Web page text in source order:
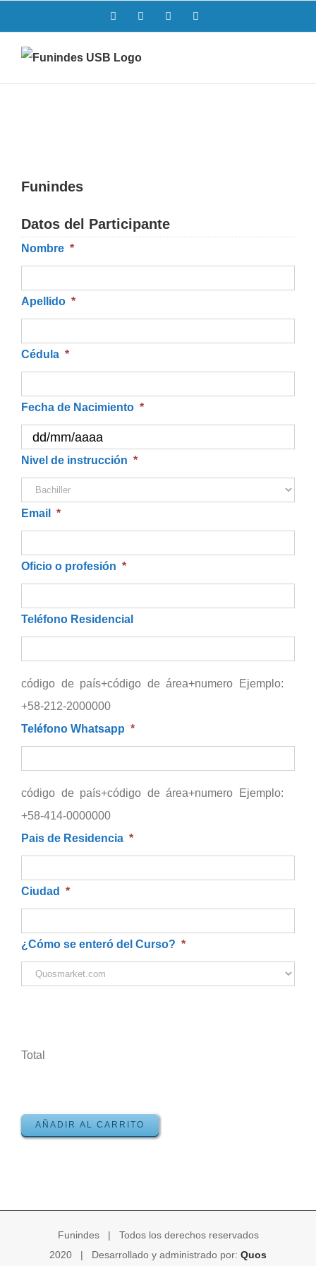
al
contenido
FacebookTwitter Instagram
Funindes
Datos del Participante
Nombre *
Apellido *
Cédula *
Fecha de Nacimiento *
DD
barra
MM
Nivel de instrucción *
Email *
Oficio o profesión *
Teléfono Residencial
código de país+código de área+numero Ejemplo:
+58-212-2000000
Teléfono Whatsapp *
código de país+código de área+numero Ejemplo:
+58-414-0000000
Pais de Residencia *
Ciudad *
¿Cómo se enteró del Curso? *
Total
AÑADIR AL CARRITO
Funindes | Todos los derechos reservados
2020 | Desarrollado y administrado por: Quos